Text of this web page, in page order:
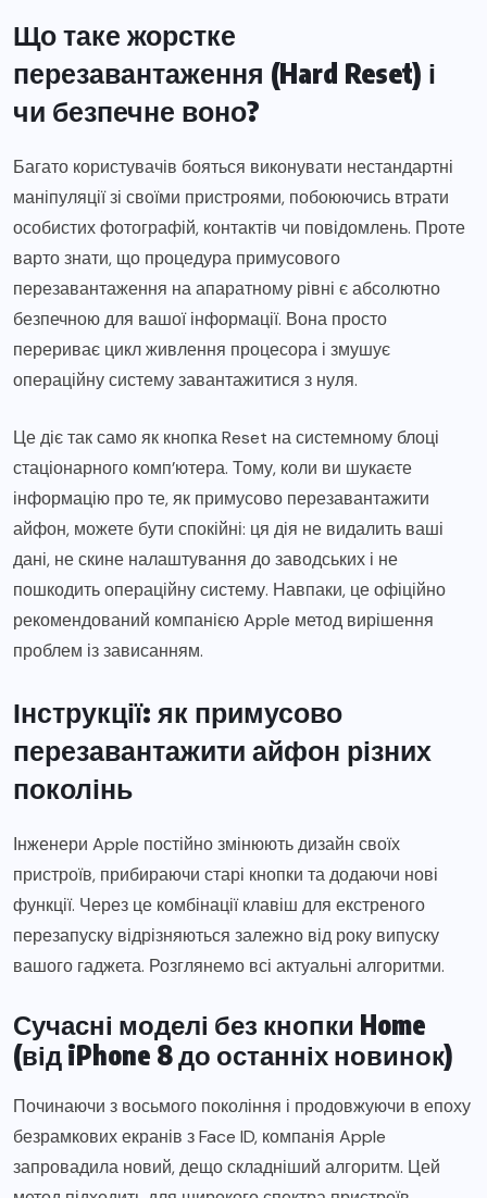
Що таке жорстке
перезавантаження (Hard Reset) і
чи безпечне воно?
Багато користувачів бояться виконувати нестандартні
маніпуляції зі своїми пристроями, побоюючись втрати
особистих фотографій, контактів чи повідомлень. Проте
варто знати, що процедура примусового
перезавантаження на апаратному рівні є абсолютно
безпечною для вашої інформації. Вона просто
перериває цикл живлення процесора і змушує
операційну систему завантажитися з нуля.
Це діє так само як кнопка Reset на системному блоці
стаціонарного комп’ютера. Тому, коли ви шукаєте
інформацію про те, як примусово перезавантажити
айфон, можете бути спокійні: ця дія не видалить ваші
дані, не скине налаштування до заводських і не
пошкодить операційну систему. Навпаки, це офіційно
рекомендований компанією Apple метод вирішення
проблем із зависанням.
Інструкції: як примусово
перезавантажити айфон різних
поколінь
Інженери Apple постійно змінюють дизайн своїх
пристроїв, прибираючи старі кнопки та додаючи нові
функції. Через це комбінації клавіш для екстреного
перезапуску відрізняються залежно від року випуску
вашого гаджета. Розглянемо всі актуальні алгоритми.
Сучасні моделі без кнопки Home
(від iPhone 8 до останніх новинок)
Починаючи з восьмого покоління і продовжуючи в епоху
безрамкових екранів з Face ID, компанія Apple
запровадила новий, дещо складніший алгоритм. Цей